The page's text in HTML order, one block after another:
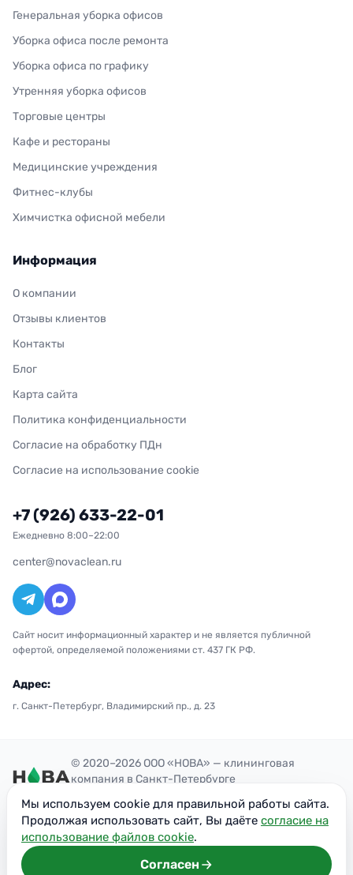
Генеральная уборка офисов
Уборка офиса после ремонта
Уборка офиса по графику
Утренняя уборка офисов
Торговые центры
Кафе и рестораны
Медицинские учреждения
Фитнес-клубы
Химчистка офисной мебели
Информация
О компании
Отзывы клиентов
Контакты
Блог
Карта сайта
Политика конфиденциальности
Согласие на обработку ПДн
Согласие на использование cookie
+7 (926) 633-22-01
Ежедневно 8:00–22:00
center@novaclean.ru
Сайт носит информационный характер и не является публичной
офертой, определяемой положениями ст. 437 ГК РФ.
Адрес:
г. Санкт-Петербург, Владимирский пр., д. 23
© 2020–2026 ООО «НОВА» — клининговая
компания в Санкт-Петербурге
ОГРН: 1207700300851
ИНН: 7716949113
Мы используем cookie для правильной работы сайта.
Продолжая использовать сайт, Вы даёте согласие на
использование файлов cookie.
Согласен